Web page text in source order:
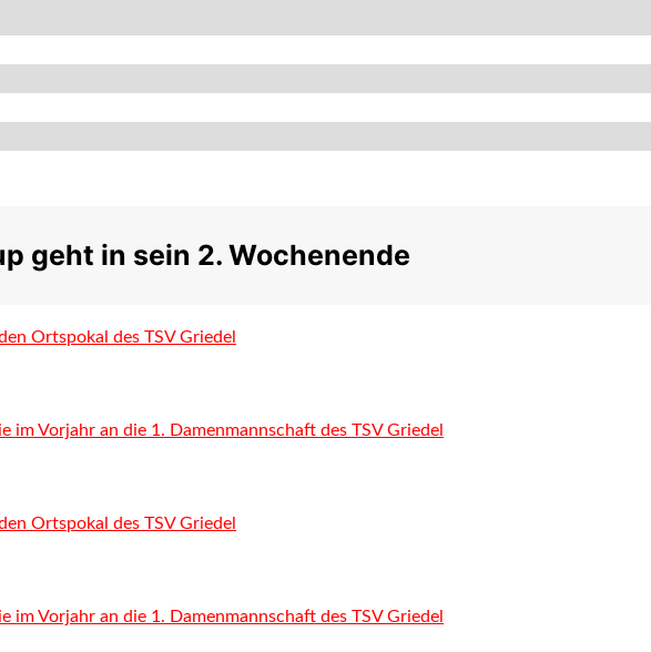
geht in sein 2. Wochenende
Ortspokal des TSV Griedel
im Vorjahr an die 1. Damenmannschaft des TSV Griedel
Ortspokal des TSV Griedel
im Vorjahr an die 1. Damenmannschaft des TSV Griedel